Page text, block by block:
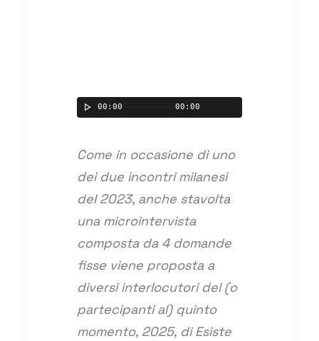
00:00 00:00
Come in occasione di uno
dei due incontri milanesi
del 2023, anche stavolta
una microintervista
composta da 4 domande
fisse viene proposta a
diversi interlocutori del (o
partecipanti al) quinto
momento, 2025, di Esiste